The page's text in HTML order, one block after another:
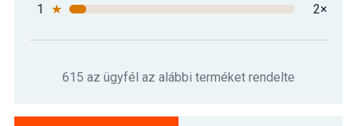
1
★ 2×
615 az ügyfél az alábbi terméket rendelte